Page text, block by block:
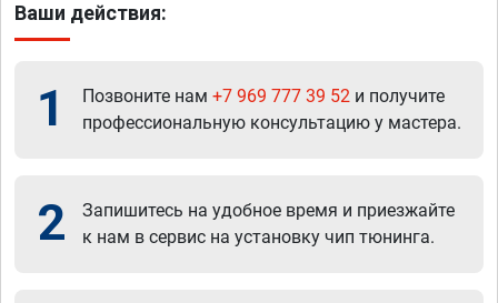
Ваши действия:
1 Позвоните нам +7 969 777 39 52 и получите
профессиональную консультацию у мастера.
2
Запишитесь на удобное время и приезжайте
к нам в сервис на установку чип тюнинга.